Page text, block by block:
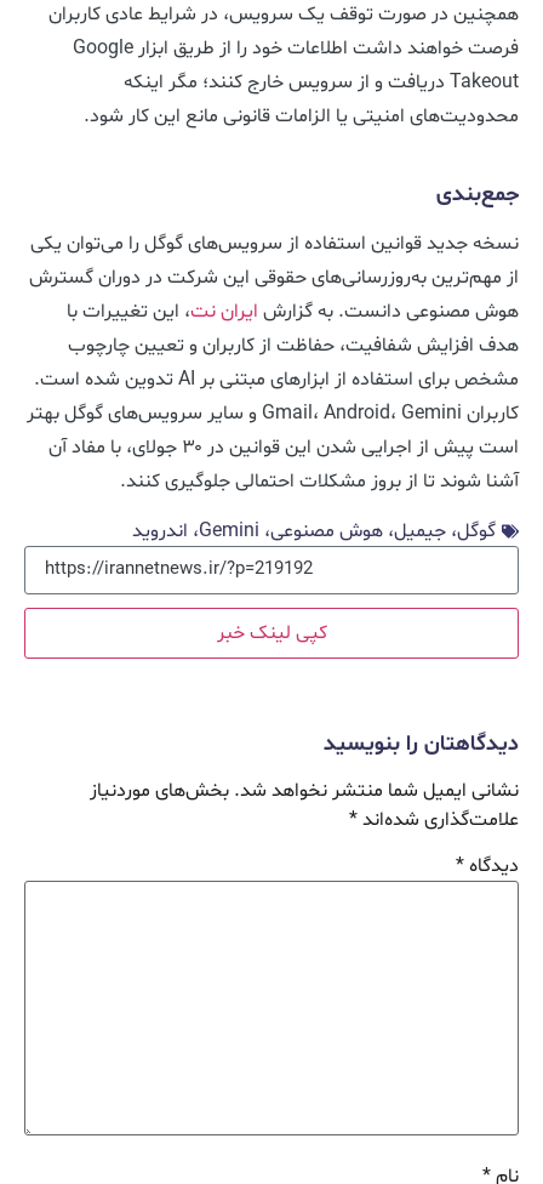
همچنین در صورت توقف یک سرویس، در شرایط عادی کاربران
فرصت خواهند داشت اطلاعات خود را از طریق ابزار Google
Takeout دریافت و از سرویس خارج کنند؛ مگر اینکه
محدودیت‌های امنیتی یا الزامات قانونی مانع این کار شود.
جمع‌بندی
نسخه جدید قوانین استفاده از سرویس‌های گوگل را می‌توان یکی
از مهم‌ترین به‌روزرسانی‌های حقوقی این شرکت در دوران گسترش
هوش مصنوعی دانست. به گزارش ایران نت، این تغییرات با
هدف افزایش شفافیت، حفاظت از کاربران و تعیین چارچوب
مشخص برای استفاده از ابزارهای مبتنی بر AI تدوین شده است.
کاربران Gmail، Android، Gemini و سایر سرویس‌های گوگل بهتر
است پیش از اجرایی شدن این قوانین در ۳۰ جولای، با مفاد آن
آشنا شوند تا از بروز مشکلات احتمالی جلوگیری کنند.
گوگل، جیمیل، هوش مصنوعی، Gemini، اندروید
کپی لینک خبر
دیدگاهتان را بنویسید
نشانی ایمیل شما منتشر نخواهد شد. بخش‌های موردنیاز
علامت‌گذاری شده‌اند*
دیدگاه*
نام*